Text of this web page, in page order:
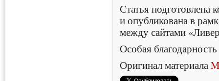
Статья подготовлена
и опубликована в
между сайтами
Особая
Оригинал материала